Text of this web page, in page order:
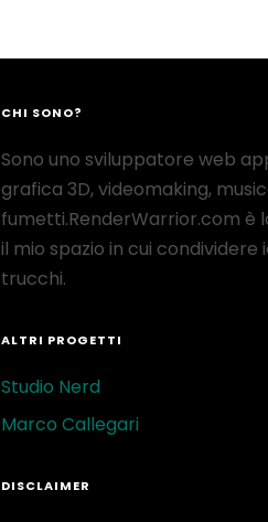
CHI SONO?
Sono uno sviluppatore web
grafica 3D, videomaking,
fumetti.RenderWarrior.com è
il mio spazio in cui condividere
trucchi.
ALTRI PROGETTI
Studio Nerd
Marco Callegari
DISCLAIMER